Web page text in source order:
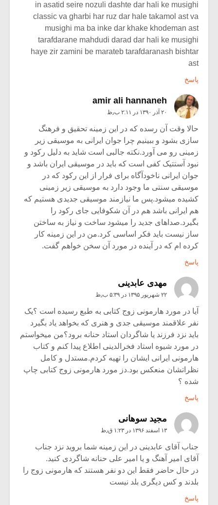
in asatid seire nozuli dashte dar hali ke musighi
classic va gharbi har ruz dar hale takamol ast va
musighi ma ba inke dar khake khodeman ast
tarafdarane mahdudi darad dar hali ke musighi
haye zir zamini be marateb tarafdaranash bishtar
ast
پاسخ
amir ali hannaneh
۲۰ آذر ۱۳۹۰ در ۲:۱۱ ب٫ظ
حالا وقت آن رسده که در این زمینه تحقیق و فرهنگ
سازی بشود و ببینیم چرا جوان ایرانی به موسیقی زیر
زمینی رو می آورد.نکته جالبی است شاید به دلیل رکود و
نبود آستتیک کفی است که باید در موسیقی ایران باشد و
جوان ایرانی ناخودآگاه برای فرار از این رکود که در
موسیقی سنتی ما وجود دارد به موسیقی زیر زمینی
کشیده میشود.پس ما نیازمند موسیقی جدیدی هستیم که
هم ایرانی باشد هم در آن شکوفایی جای رکود را
بگیرد.صداهای جدید را میشود ساخت و نیاز به ساختن
ساز نیست باید فکر اساسی کرد.من در این زمینه کار
کرده ام که در آینده در مورد آن سخن خواهم گفت.
پاسخ
مهدی عابدینی
۲۲ شهریور ۱۳۹۵ در ۵:۳۹ ب٫ظ
آیا در مورد هارمونی زوج کتابی به طبع رسیده است ؟یک
نفر علاقمند موسیقی جدی و هنری که بخواهد یاد بگیرد
باید نزد فرزند یا شاگردان استاد حنانه برود؟من میخواستم
در مورد شیوه استاد فخرالدینی اطلاع پیدا کنم و کتاب
هارمونی ایرانی ایشان را تهیه کردم.مستدل و کامل
نظراتشان منعکس بود.دز مورد هارمونی زوج کتابی چاپ
شده ؟
پاسخ
مجید سوهانی
۱۳ اسفند ۱۳۹۶ در ۱:۲۳ ق٫ظ
جناب آقای عابدینی در این زمینه شما بروید نزد جناب
آقای امیر آهنگ و یا امیر علی حنانه شاگردی کنید.
در حال حاضر فقط این دو نفر هستند که هارمونی زوج را
بلدند و کس دیگری بلد نیست
پاسخ